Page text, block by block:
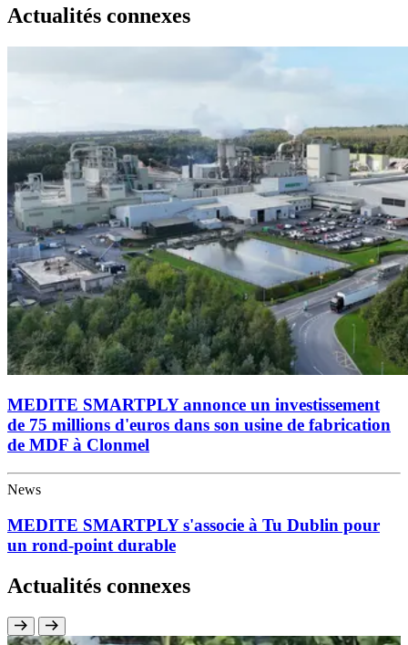
Actualités connexes
MEDITE SMARTPLY annonce un investissement
de 75 millions d'euros dans son usine de fabrication
de MDF à Clonmel
News
MEDITE SMARTPLY s'associe à Tu Dublin pour
un rond-point durable
Actualités connexes